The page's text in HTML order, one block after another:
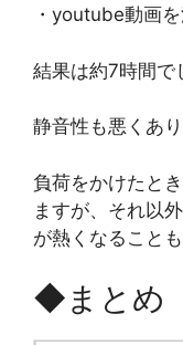
・youtube動画
結果は約7時間で
静音性も悪くあ
負荷をかけたと
ますが、それ以
が熱くなること
◆まとめ